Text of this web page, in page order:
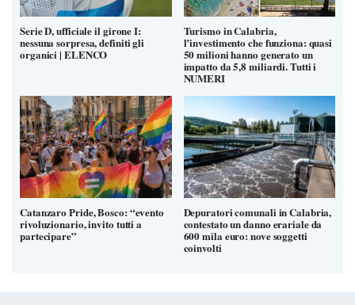
Serie D, ufficiale il girone I:
nessuna sorpresa, definiti gli
organici | ELENCO
Turismo in Calabria,
l’investimento che funziona: quasi
50 milioni hanno generato un
impatto da 5,8 miliardi. Tutti i
NUMERI
Catanzaro Pride, Bosco: “evento
rivoluzionario, invito tutti a
partecipare”
Depuratori comunali in Calabria,
contestato un danno erariale da
600 mila euro: nove soggetti
coinvolti